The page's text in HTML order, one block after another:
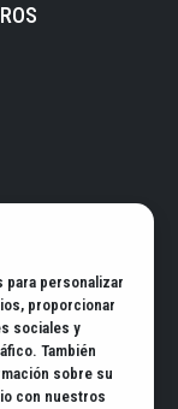
para personalizar
proporcionar
sociales y
También
sobre su
con nuestros